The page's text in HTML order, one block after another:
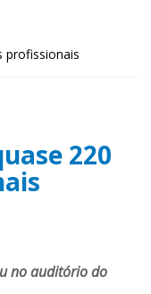
profissionais
220
no auditório do